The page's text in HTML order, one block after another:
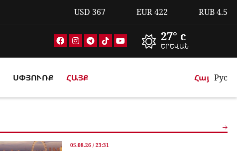
USD 367 EUR422 RUB4.5
27° c
ԵՐԵՎԱՆ
ՍՓՅՈՒՌՔ ՀԱՅՔ Հայ Рус
05.08.26 / 23:31